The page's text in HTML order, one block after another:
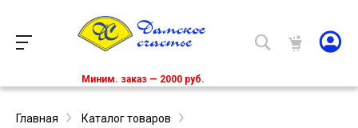
Миним. заказ — 2000 руб.
Главная
Каталог товаров